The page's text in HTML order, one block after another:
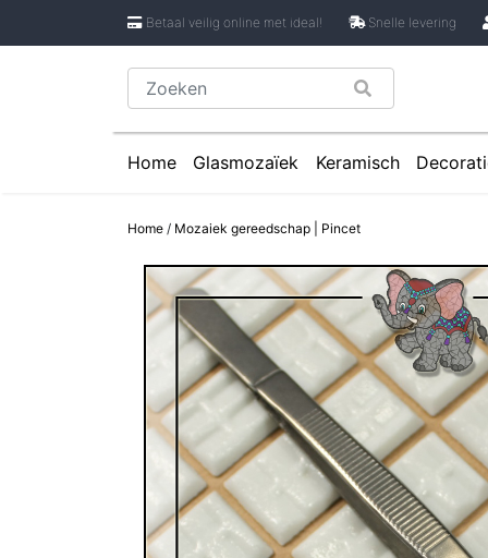
Betaal veilig online met ideal! Snelle levering
Home
Glasmozaïek
Glasmozaïek steentjes 2 cm
Glasmozaïek steentjes Pixel 8 mm
Glasmozaïek steentjes Rond
Glasmozaïek steentjes
Glasmozaïek steentjes Speciale
Glasmozaïek steentjes
Keramisch
Keramische
Keramische Cirkels
Keramische
Keramische
Keramische
Keramische
Keramische
Keramische
Geglazuurde
Binnen
Home / Mozaiek gereedschap | Pincet